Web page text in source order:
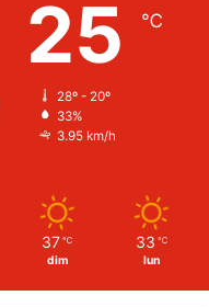
25 ℃
28º - 20º
33%
3.95 km/h
37 ℃
dim
33 ℃
lun